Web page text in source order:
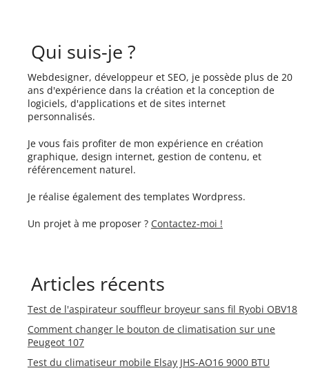
Qui suis-je ?
Webdesigner, développeur et SEO, je possède plus de 20
ans d'expérience dans la création et la conception de
logiciels, d'applications et de sites internet
personnalisés.
Je vous fais profiter de mon expérience en création
graphique, design internet, gestion de contenu, et
référencement naturel.
Je réalise également des templates Wordpress.
Un projet à me proposer ? Contactez-moi !
Articles récents
Test de l'aspirateur souffleur broyeur sans fil Ryobi OBV18
Comment changer le bouton de climatisation sur une
Peugeot 107
Test du climatiseur mobile Elsay JHS-AO16 9000 BTU